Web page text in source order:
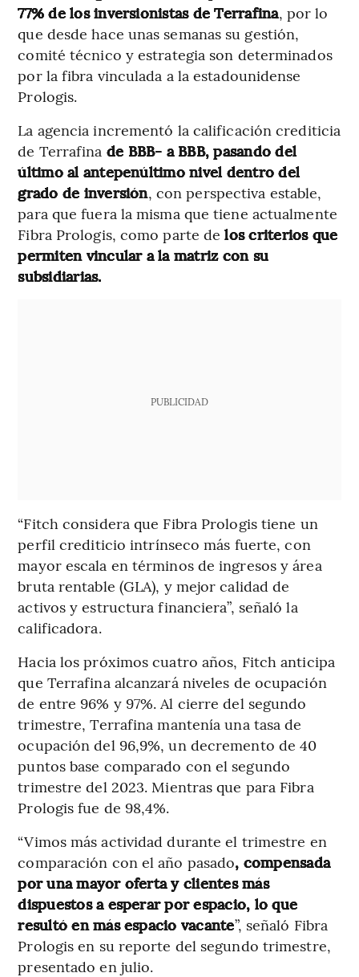
77% de los inversionistas de Terrafina, por lo
que desde hace unas semanas su gestión,
comité técnico y estrategia son determinados
por la fibra vinculada a la estadounidense
Prologis.
La agencia incrementó la calificación crediticia
de Terrafina de BBB- a BBB, pasando del
último al antepenúltimo nivel dentro del
grado de inversión, con perspectiva estable,
para que fuera la misma que tiene actualmente
Fibra Prologis, como parte delos criterios que
permiten vincular a la matriz con su
subsidiarias.
PUBLICIDAD
“Fitch considera que Fibra Prologis tiene un
perfil crediticio intrínseco más fuerte, con
mayor escala en términos de ingresos y área
bruta rentable (GLA), y mejor calidad de
activos y estructura financiera”, señaló la
calificadora.
Hacia los próximos cuatro años, Fitch anticipa
que Terrafina alcanzará niveles de ocupación
de entre 96% y 97%. Al cierre del segundo
trimestre, Terrafina mantenía una tasa de
ocupación del 96,9%, un decremento de 40
puntos base comparado con el segundo
trimestre del 2023. Mientras que para Fibra
Prologis fue de 98,4%.
“Vimos más actividad durante el trimestre en
comparación con el año pasado, compensada
por una mayor oferta y clientes más
dispuestos a esperar por espacio, lo que
resultó en más espacio vacante”, señaló Fibra
Prologis en su reporte del segundo trimestre,
presentado en julio.